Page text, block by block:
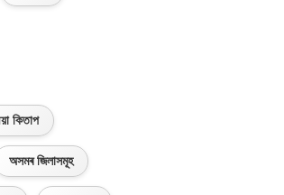
কিতাপ
অসমৰ জিলাসমূহ